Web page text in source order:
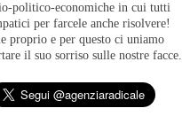
politico-economiche in cui tutti
per farcele anche risolvere!
proprio e per questo ci uniamo
il suo sorriso sulle nostre facce.